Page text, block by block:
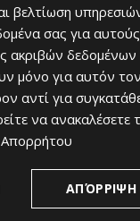
27 κρατών-μελών,
.
βελτίωση
σας για
ακριβών δεδομένων
μόνο για αυτόν
αντί για
να ανακαλέσετε
Απορρήτου